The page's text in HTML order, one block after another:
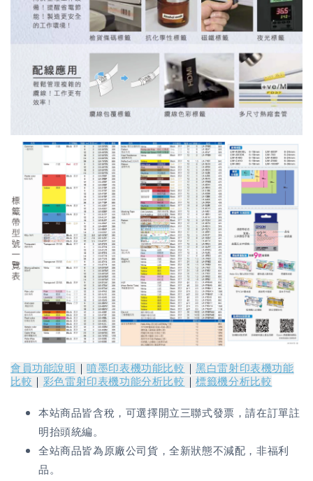
會員功能說明 ｜噴墨印表機功能比較 ｜黑白雷射印表機功能
比較
彩色雷射印表機功能分析比較 ｜標籤機分析比較
本站商品皆含稅，可選擇開立三聯式發票，請在訂單註
明抬頭統編。
全站商品皆為原廠公司貨，全新狀態不減配，非福利
品。